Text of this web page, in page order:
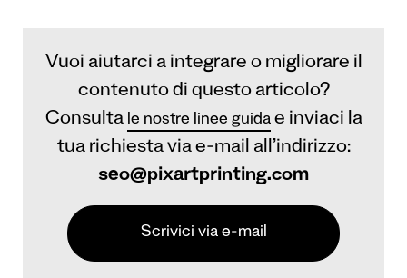
Vuoi aiutarci a integrare o migliorare il
contenuto di questo articolo?
Consulta le nostre linee guidae inviaci la
tua richiesta via e-mail all’indirizzo:
seo@pixartprinting.com
Scrivici via e-mail